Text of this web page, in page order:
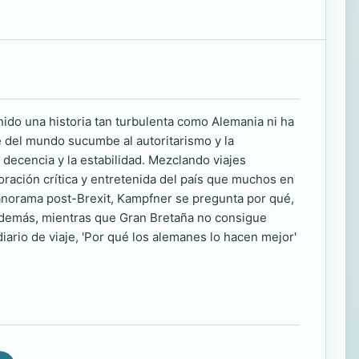
una historia tan turbulenta como Alemania ni ha
mundo sucumbe al autoritarismo y la
y la estabilidad. Mezclando viajes
crítica y entretenida del país que muchos en
post-Brexit, Kampfner se pregunta por qué,
mientras que Gran Bretaña no consigue
de viaje, 'Por qué los alemanes lo hacen mejor'